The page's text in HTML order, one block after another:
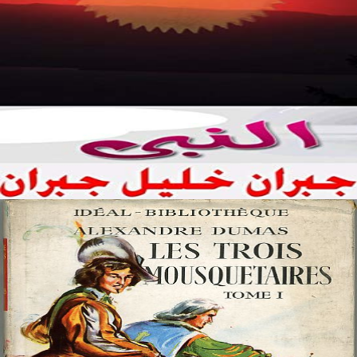
النبي
Author:
جبران خليل جبران
☆
☆
☆
☆
☆
ترجمة أنطونيوس بشير حين يكتب «جبران» عن نبيِّه تتجسَّد القِيَم